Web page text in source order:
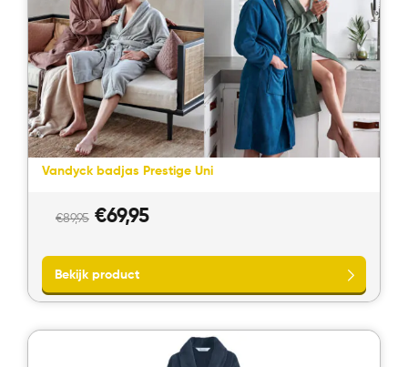
Vandyck badjas Prestige Uni
€89,95 Oorspronkelijke
was:
€89,95.
€69,95Huidige
is: